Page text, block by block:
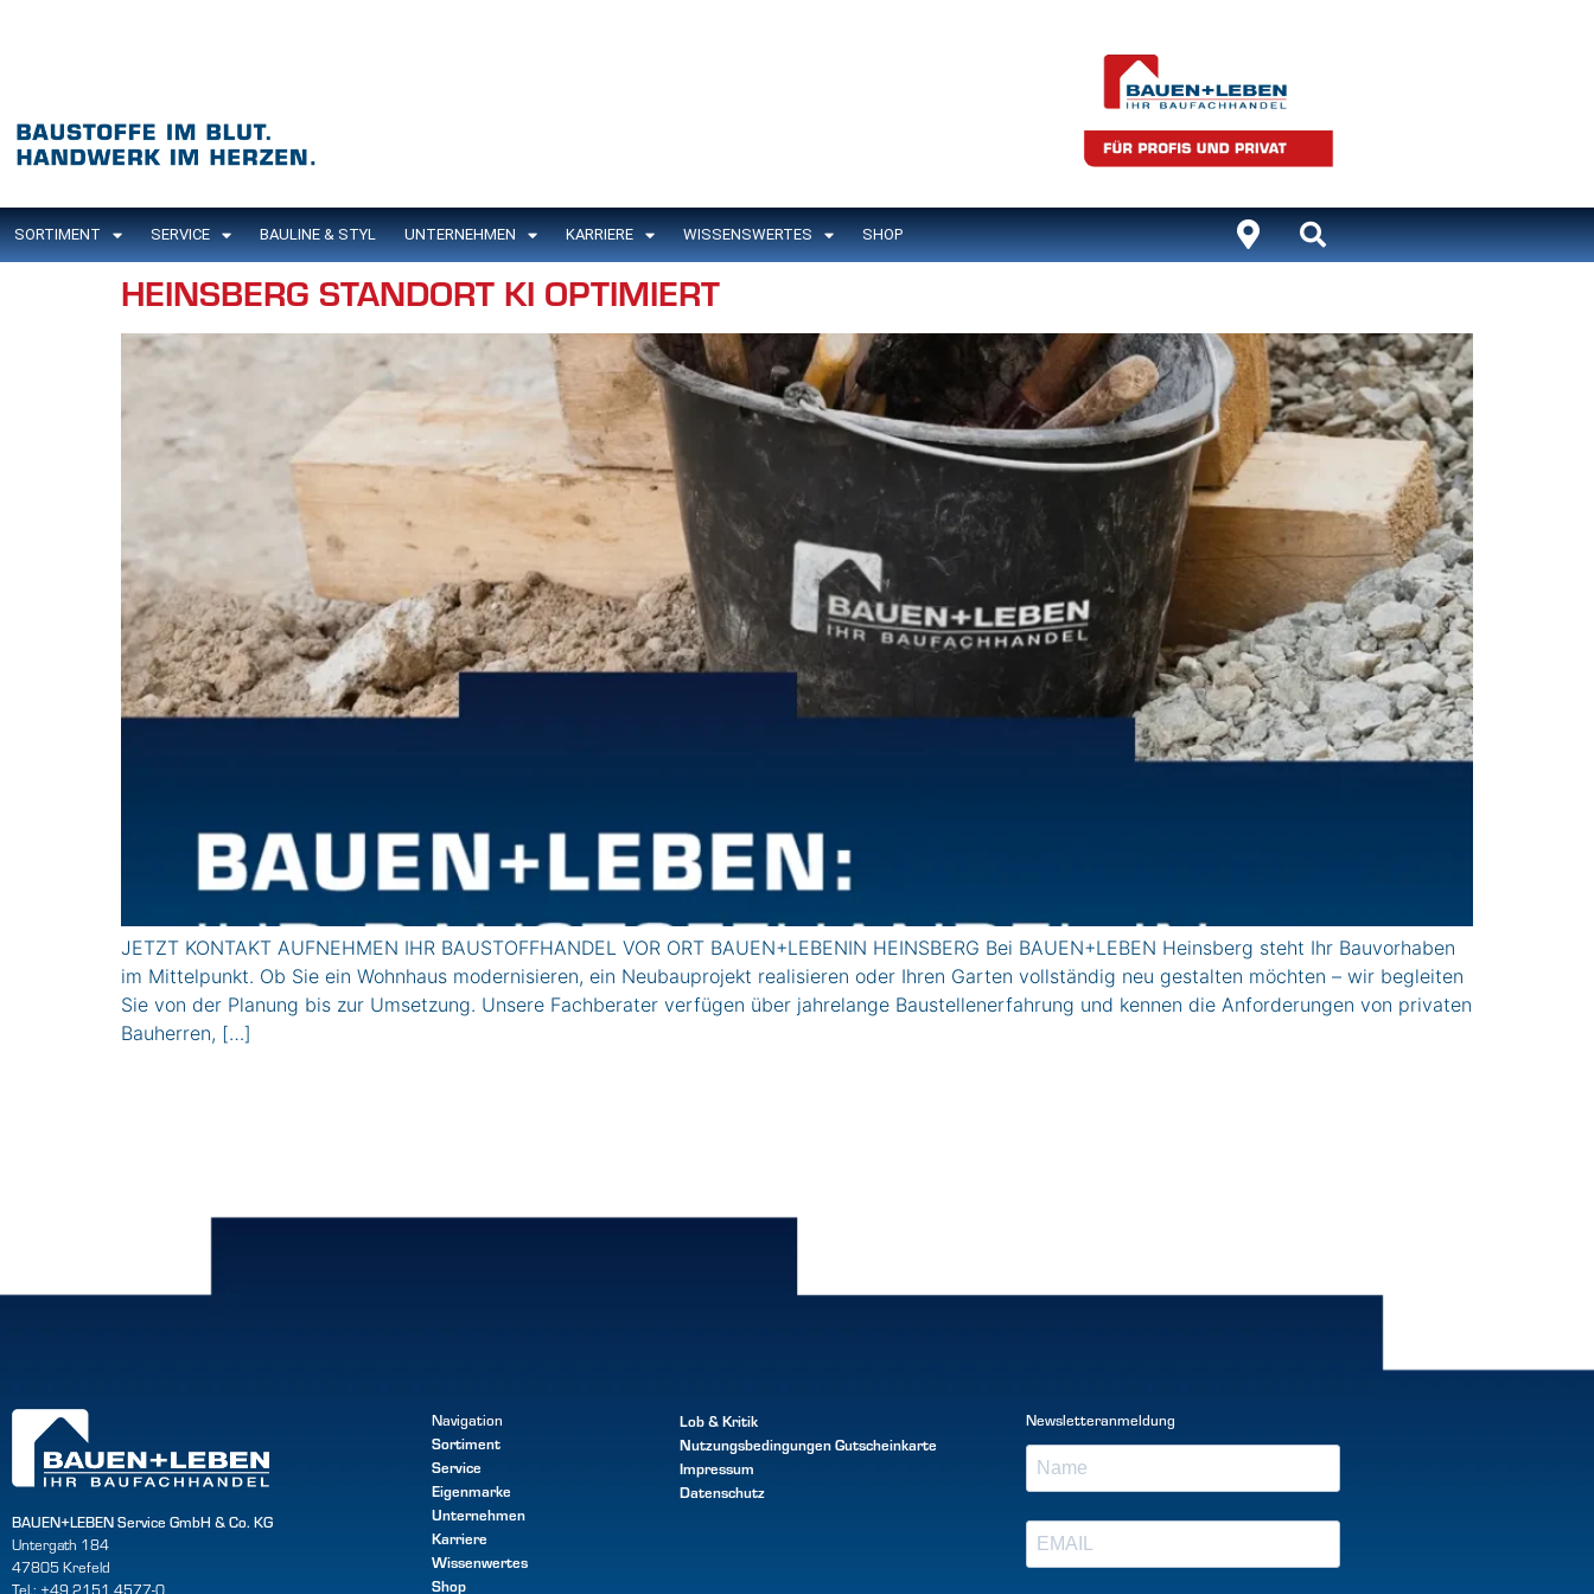
SORTIMENT SERVICE BAULINE & STYL UNTERNEHMEN KARRIERE WISSENSWERTES SHOP
HEINSBERG STANDORT KI OPTIMIERT
JETZT KONTAKT AUFNEHMEN IHR BAUSTOFFHANDEL VOR ORT BAUEN+LEBENIN HEINSBERG Bei BAUEN+LEBEN Heinsberg steht Ihr Bauvorhaben
im Mittelpunkt. Ob Sie ein Wohnhaus modernisieren, ein Neubauprojekt realisieren oder Ihren Garten vollständig neu gestalten möchten – wir begleiten
Sie von der Planung bis zur Umsetzung. Unsere Fachberater verfügen über jahrelange Baustellenerfahrung und kennen die Anforderungen von privaten
Bauherren, […]
BAUEN+LEBEN Service GmbH & Co. KG
Untergath 184
47805 Krefeld
Tel.: +49 2151 4577-0
Navigation
Sortiment
Service
Eigenmarke
Unternehmen
Karriere
Wissenwertes
Shop
Lob & Kritik
NutzungsbedingungenGutscheinkarte
Impressum
Datenschutz
Newsletteranmeldung